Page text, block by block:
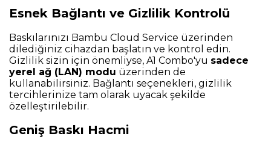
Esnek Bağlantı ve Gizlilik Kontrolü
Baskılarınızı Bambu Cloud Service üzerinden
dilediğiniz cihazdan başlatın ve kontrol edin.
Gizlilik sizin için önemliyse, A1 Combo'yu sadece
yerel ağ (LAN) modu üzerinden de
kullanabilirsiniz. Bağlantı seçenekleri, gizlilik
tercihlerinize tam olarak uyacak şekilde
özelleştirilebilir.
Geniş Baskı Hacmi